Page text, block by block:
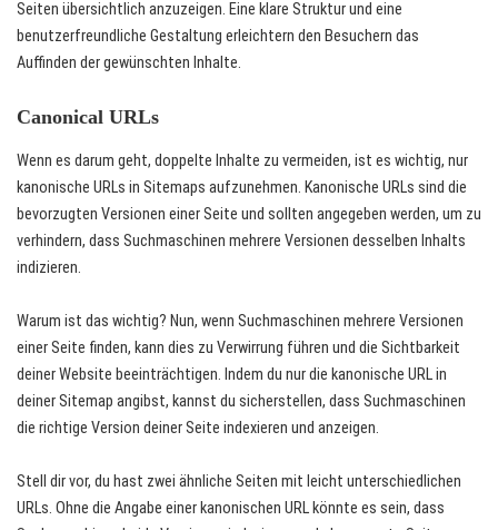
Seiten übersichtlich anzuzeigen. Eine klare Struktur und eine
benutzerfreundliche Gestaltung erleichtern den Besuchern das
Auffinden der gewünschten Inhalte.
Canonical URLs
Wenn es darum geht, doppelte Inhalte zu vermeiden, ist es wichtig, nur
kanonische URLs in Sitemaps aufzunehmen. Kanonische URLs sind die
bevorzugten Versionen einer Seite und sollten angegeben werden, um zu
verhindern, dass Suchmaschinen mehrere Versionen desselben Inhalts
indizieren.
Warum ist das wichtig? Nun, wenn Suchmaschinen mehrere Versionen
einer Seite finden, kann dies zu Verwirrung führen und die Sichtbarkeit
deiner Website beeinträchtigen. Indem du nur die kanonische URL in
deiner Sitemap angibst, kannst du sicherstellen, dass Suchmaschinen
die richtige Version deiner Seite indexieren und anzeigen.
Stell dir vor, du hast zwei ähnliche Seiten mit leicht unterschiedlichen
URLs. Ohne die Angabe einer kanonischen URL könnte es sein, dass